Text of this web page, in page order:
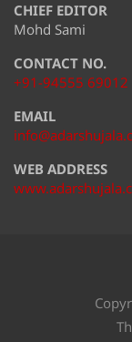
CHIEF EDITOR
Mohd Sami
CONTACT NO.
+91-94555 69012
EMAIL
WEB ADDRESS